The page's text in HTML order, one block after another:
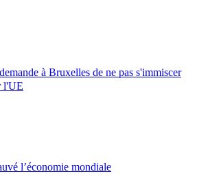
à Bruxelles de ne pas s'immiscer
l'UE
l’économie mondiale